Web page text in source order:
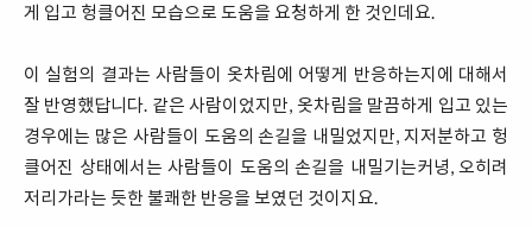
게 입고 헝클어진 모습으로 도움을 요청하게 한 것인데요.
이 실험의 결과는 사람들이 옷차림에 어떻게 반응하는지에 대해서
잘 반영했답니다. 같은 사람이었지만, 옷차림을 말끔하게 입고 있는
경우에는 많은 사람들이 도움의 손길을 내밀었지만, 지저분하고 헝
클어진 상태에서는 사람들이 도움의 손길을 내밀기는커녕, 오히려
저리가라는 듯한 불쾌한 반응을 보였던 것이지요.